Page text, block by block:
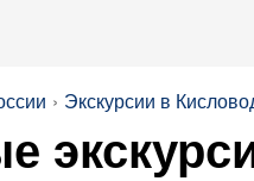
Экскурсии в